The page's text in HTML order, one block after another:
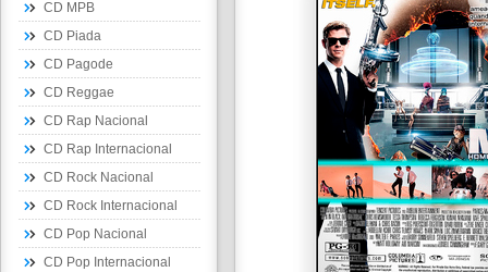
CD MPB
CD Piada
CD Pagode
CD Reggae
CD Rap Nacional
CD Rap Internacional
CD Rock Nacional
CD Rock Internacional
CD Pop Nacional
CD Pop Internacional